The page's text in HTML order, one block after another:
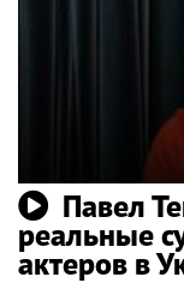
Павел
реальные
актеров в